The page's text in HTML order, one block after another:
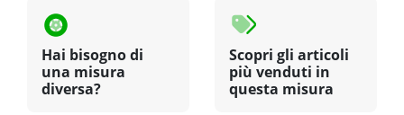
Hai bisogno di
una misura
diversa?
Scopri gli articoli
più venduti in
questa misura